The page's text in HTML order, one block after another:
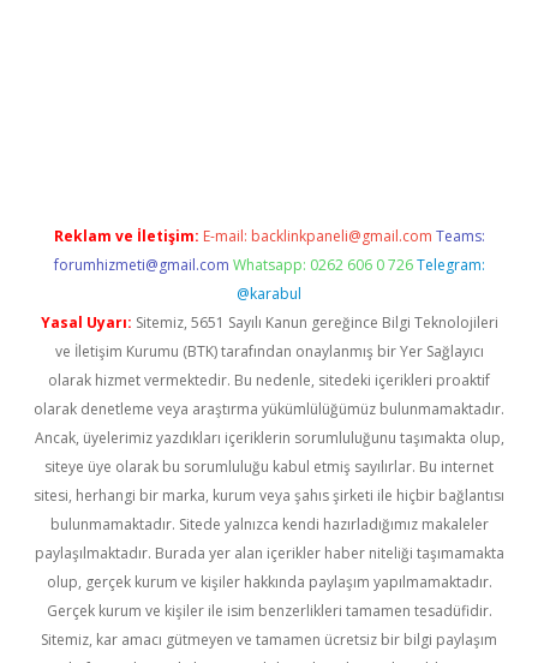
Reklam ve İletişim: E-mail: backlinkpaneli@gmail.com Teams:
forumhizmeti@gmail.com Whatsapp: 0262 606 0 726 Telegram:
@karabul
Yasal Uyarı: Sitemiz, 5651 Sayılı Kanun gereğince Bilgi Teknolojileri
ve İletişim Kurumu (BTK) tarafından onaylanmış bir Yer Sağlayıcı
olarak hizmet vermektedir. Bu nedenle, sitedeki içerikleri proaktif
olarak denetleme veya araştırma yükümlülüğümüz bulunmamaktadır.
Ancak, üyelerimiz yazdıkları içeriklerin sorumluluğunu taşımakta olup,
siteye üye olarak bu sorumluluğu kabul etmiş sayılırlar. Bu internet
sitesi, herhangi bir marka, kurum veya şahıs şirketi ile hiçbir bağlantısı
bulunmamaktadır. Sitede yalnızca kendi hazırladığımız makaleler
paylaşılmaktadır. Burada yer alan içerikler haber niteliği taşımamakta
olup, gerçek kurum ve kişiler hakkında paylaşım yapılmamaktadır.
Gerçek kurum ve kişiler ile isim benzerlikleri tamamen tesadüfidir.
Sitemiz, kar amacı gütmeyen ve tamamen ücretsiz bir bilgi paylaşım